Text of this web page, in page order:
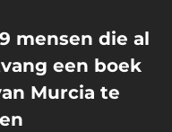
mensen die al
een boek
Murcia te